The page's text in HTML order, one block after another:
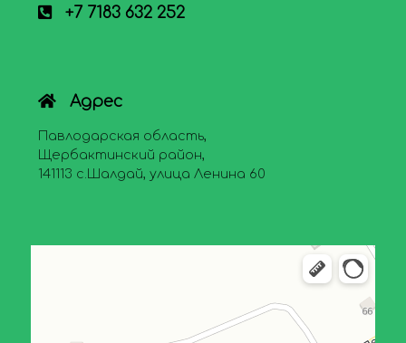
+7 7183 632 252
Адрес
Павлодарская область,
Щербактинский район,
141113 с.Шалдай, улица Ленина 60